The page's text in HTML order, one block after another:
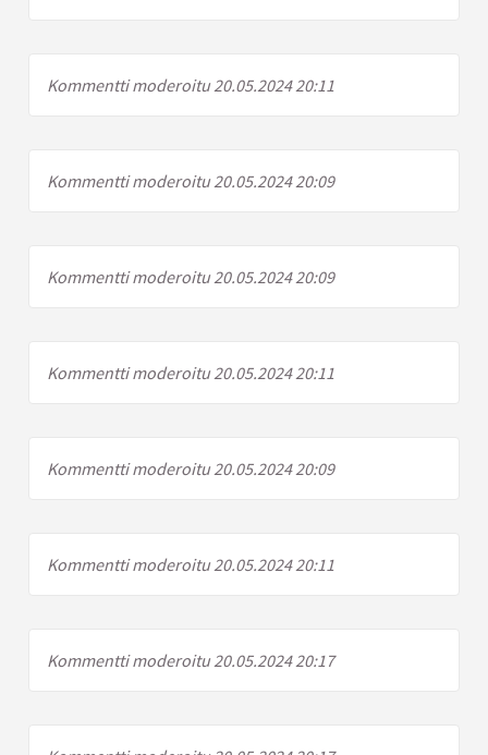
Kommentti moderoitu 20.05.2024 20:11
Kommentti moderoitu 20.05.2024 20:09
Kommentti moderoitu 20.05.2024 20:09
Kommentti moderoitu 20.05.2024 20:11
Kommentti moderoitu 20.05.2024 20:09
Kommentti moderoitu 20.05.2024 20:11
Kommentti moderoitu 20.05.2024 20:17